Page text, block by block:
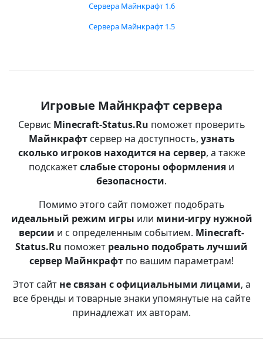
Сервера Майнкрафт 1.6
Сервера Майнкрафт 1.5
Игровые Майнкрафт сервера
Сервис Minecraft-Status.Ru поможет проверить
Майнкрафтсервер на доступность, узнать
сколько игроков находится на сервер, а также
подскажетслабые стороны оформления и
безопасности.
Помимо этого сайт поможет подобрать
идеальный режим игры или мини-игру нужной
версии и с определенным событием. Minecraft-
Status.Ru поможет реально подобрать лучший
сервер Майнкрафт по вашим параметрам!
Этот сайт не связан с официальными лицами, а
все бренды и товарные знаки упомянутые на сайте
принадлежат их авторам.